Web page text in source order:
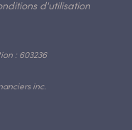
inc.
: 603236
d'utilisation